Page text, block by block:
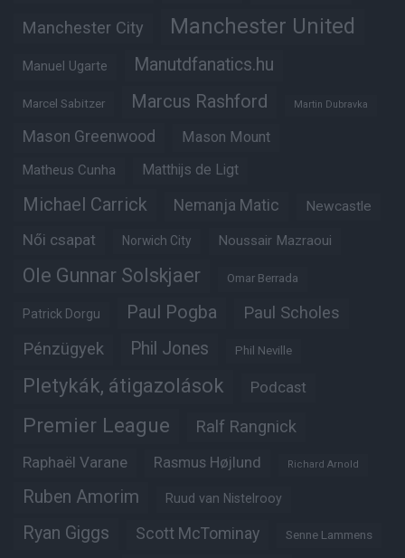
Manchester City Manchester United
Manuel Ugarte Manutdfanatics.hu
Marcel Sabitzer Marcus Rashford Martin Dubravka
Mason Greenwood Mason Mount
Matheus Cunha Matthijs de Ligt
Michael Carrick Nemanja Matic Newcastle
Női csapat Norwich City Noussair Mazraoui
Ole Gunnar Solskjaer Omar Berrada
Patrick Dorgu Paul Pogba Paul Scholes
Pénzügyek Phil Jones Phil Neville
Pletykák, átigazolások Podcast
Premier League Ralf Rangnick
Raphaël Varane Rasmus Højlund Richard Arnold
Ruben Amorim Ruud van Nistelrooy
Ryan Giggs Scott McTominay Senne Lammens